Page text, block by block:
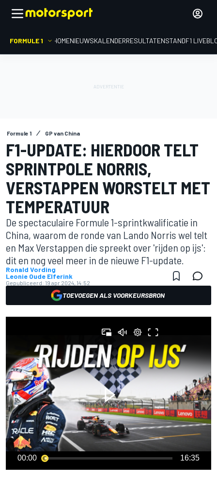
FORMULE 1 HOMENIEUWSKALENDERRESULTATENSTANDF1
Formule 1 GP van China
F1-UPDATE: HIERDOOR TELT
SPRINTPOLE NORRIS,
VERSTAPPEN WORSTELT MET
TEMPERATUUR
De spectaculaire Formule 1-sprintkwalificatie in
China, waarom de ronde van Lando Norris wel telt
en Max Verstappen die spreekt over 'rijden op ijs':
dit en nog veel meer in de nieuwe F1-update.
Ronald Vording
Leonie Oude Elferink
Gepubliceerd: 19 apr 2024, 14:52
TOEVOEGEN ALS VOORKEURSBRON
00:00 16:35